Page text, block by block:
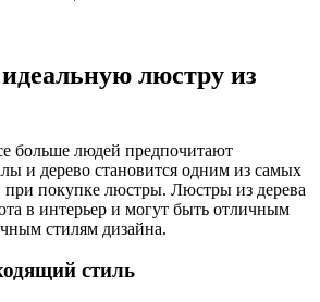
люстру из
больше людей предпочитают
и дерево становится одним из самых
покупке люстры. Люстры из дерева
в интерьер и могут быть отличным
стилям дизайна.
стиль